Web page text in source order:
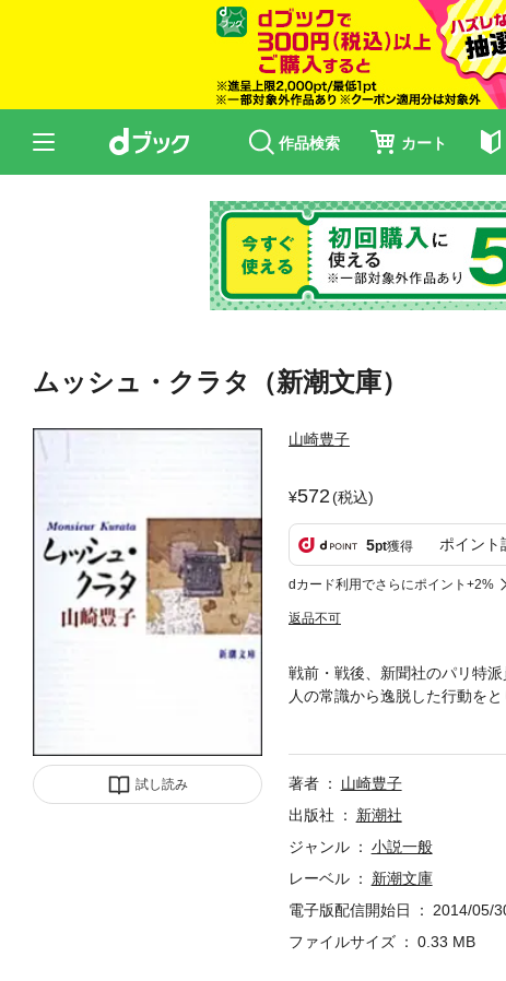
作品検索 カート
ムッシュ・クラタ（新潮文庫）
試し読み
山崎豊子
572(税込)
5pt獲得 ポイント
dカード利用でさらにポイント+2%
返品不可
戦前・戦後、新聞社のパリ特
人の常識から逸脱した行動を
場でしめしたダンディな強靱
著者
山崎豊子
出版社
新潮社
ジャンル
小説一般
レーベル
新潮文庫
電子版配信開始日
2014/05/
ファイルサイズ
0.33 MB